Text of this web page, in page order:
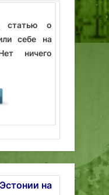
статью о
себе на
ничего
на